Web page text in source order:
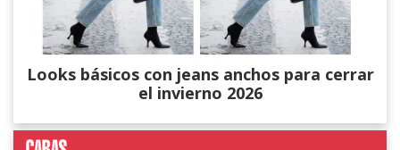
Looks básicos con jeans anchos para cerrar
el invierno 2026